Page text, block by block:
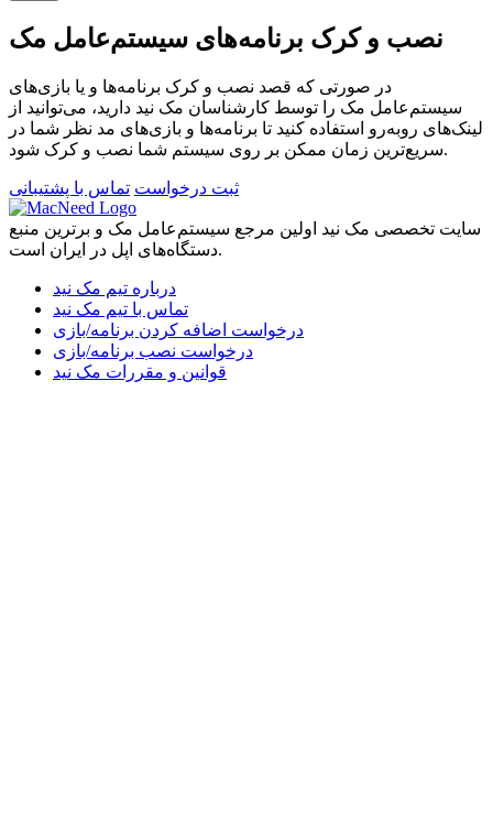
نصب و کرک برنامه‌های سیستم‌عامل مک
در صورتی که قصد نصب و کرک برنامه‌ها و یا بازی‌های
سیستم‌عامل مک را توسط کارشناسان مک نید دارید، می‌توانید از
لینک‌های رو‌به‌رو استفاده کنید تا برنامه‌ها و بازی‌های مد نظر شما در
سریع‌ترین زمان ممکن بر روی سیستم شما نصب و کرک شود.
ثبت درخواست تماس با پشتیبانی
سایت تخصصی مک نید اولین مرجع سیستم‌عامل مک و برترین منبع
دستگاه‌های اپل در ایران است.
درباره تیم مک نید
تماس با تیم مک نید
درخواست اضافه کردن برنامه/بازی
درخواست نصب برنامه/بازی
قوانین و مقررات مک نید